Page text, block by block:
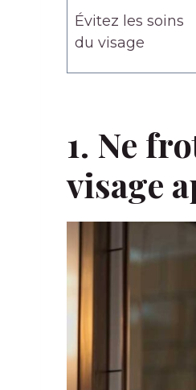
Évitez les soins
du visage
1. Ne
visage